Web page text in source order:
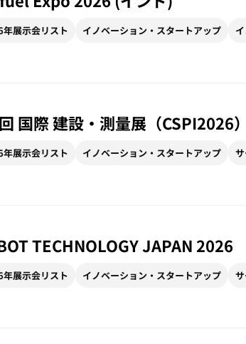
展示会リスト イノベーション・スタートアップ
国際 建設・測量展（CSPI2026）
展示会リスト イノベーション・スタートアップ
TECHNOLOGY JAPAN 2026
展示会リスト イノベーション・スタートアップ